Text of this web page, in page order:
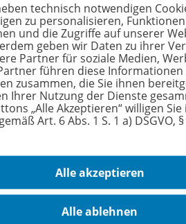
Sofort verfügbar
Dateiformat:PDF-Dokument
Excel 2007: Verschiedene
Befehlsgruppen im Register
Sofort verfügbar
technisch notwendigen
zu personalisieren,
und die Zugriffe auf unserer
geben wir Daten zu ihrer
Partner für soziale Medien,
führen diese
zusammen, die Sie ihnen
Ihrer Nutzung der Dienste
„Alle Akzeptieren“ willigen Sie
Art. 6 Abs. 1 S. 1 a) DSGVO,
Alle akzeptieren
Alle ablehnen